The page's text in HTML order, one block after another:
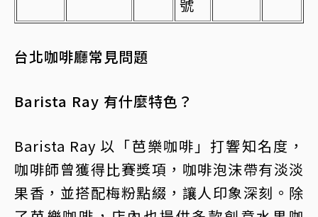
號
台北咖啡廳常見問題
Barista Ray 有什麼特色？
Barista Ray 以「芭樂咖啡」打響知名度，
咖啡師曾獲得比賽獎項，咖啡泡沫帶有淡淡
果香，並搭配梅粉點綴，讓人印象深刻。除